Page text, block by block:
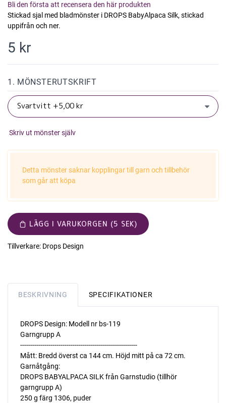
Bli den första att recensera den här produkten
Stickad sjal med bladmönster i DROPS BabyAlpaca Silk, stickad
uppifrån och ner.
5 kr
1. MÖNSTERUTSKRIFT
Skriv ut mönster själv
Detta mönster saknar kopplingar till garn och tillbehör
som går att köpa
LÄGG I VARUKORGEN (5 SEK)
Tillverkare: Drops Design
BESKRIVNING SPECIFIKATIONER
DROPS Design: Modell nr bs-119
Garngrupp A
----------------------------------------------------------
Mått: Bredd överst ca 144 cm. Höjd mitt på ca 72 cm.
Garnåtgång:
DROPS BABYALPACA SILK från Garnstudio (tillhör
garngrupp A)
250 g färg 1306, puder